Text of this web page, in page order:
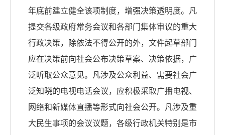
年底前建立健全该项制度，增强决策透明度。凡
提交各级政府常务会议和各部门集体审议的重大
行政决策，除依法不得公开的外，文件起草部门
应在决策前向社会公布决策草案、决策依据，广
泛听取公众意见。凡涉及公众利益、需要社会广
泛知晓的电视电话会议，应积极采取广播电视、
网络和新媒体直播等形式向社会公开。凡涉及重
大民生事项的会议议题，各级行政机关特别是市